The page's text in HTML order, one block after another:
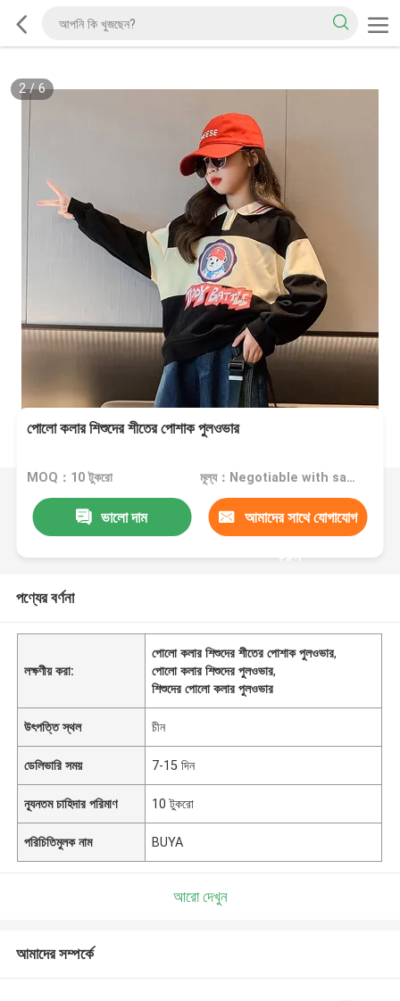
2/6
পোলো কলার শিশুদের শীতের পোশাক পুলওভার
MOQ：10 টুকরো মূল্য：Negotiable with sales.
ভালো দাম আমাদের সাথে যোগাযোগ
করুন
পণ্যের বর্ণনা
লক্ষণীয় করা:
পোলো কলার শিশুদের শীতের পোশাক পুলওভার,
পোলো কলার শিশুদের পুলওভার,
শিশুদের পোলো কলার পুলওভার
উৎপত্তি স্থল চীন
ডেলিভারি সময় 7-15 দিন
ন্যূনতম চাহিদার পরিমাণ 10 টুকরো
পরিচিতিমুলক নাম BUYA
আরো দেখুন
আমাদের সম্পর্কে